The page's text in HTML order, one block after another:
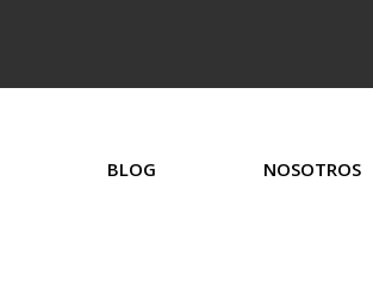
BLOG NOSOTROS